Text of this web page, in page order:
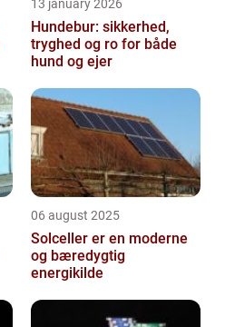
13 january 2026
Hundebur: sikkerhed,
tryghed og ro for både
hund og ejer
06 august 2025
Solceller er en moderne
og bæredygtig
energikilde